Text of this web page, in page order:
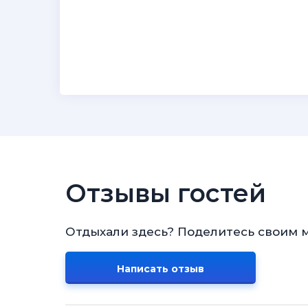
Отзывы гостей
Отдыхали здесь? Поделитесь своим
Написать отзыв